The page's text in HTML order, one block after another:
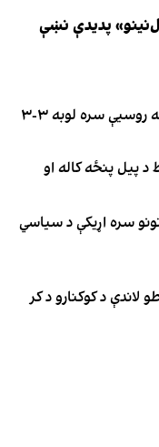
پدیدې نښې
د افغانستان فوټسال ملي لوبډلې له روسیې سره لوبه ۳-۳
د پیل پنځه کاله او
سره اړیکې د سیاسي
لاندې د کوکنارو د کر